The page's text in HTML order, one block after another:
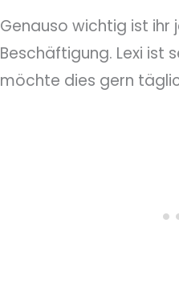
Genauso wichtig ist ihr
Beschäftigung. Lexi ist
möchte dies gern